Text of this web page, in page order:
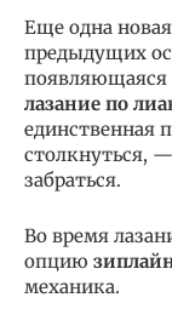
Еще одна
предыдущих
появляющаяся
лазание по
единственная
столкнуться,
забраться.
Во время
опцию
механика.